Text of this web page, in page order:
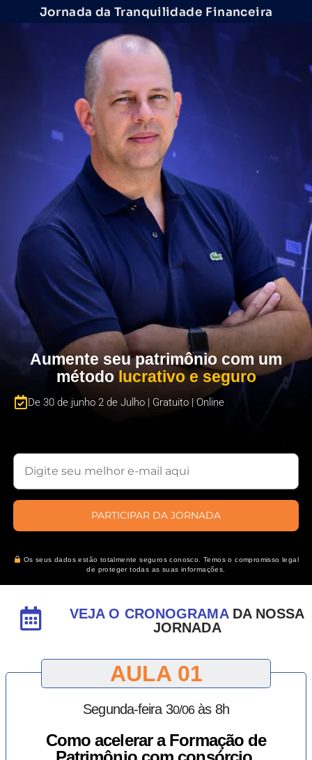
Jornada da Tranquilidade Financeira
Aumente seu patrimônio com um
método lucrativo e seguro
De 30 de junho 2 de Julho | Gratuito | Online​
PARTICIPAR DA JORNADA
Os seus dados estão totalmente seguros conosco. Temos o compromisso legal
de proteger todas as suas informações.
VEJA O CRONOGRAMADA NOSSA
JORNADA
AULA 01
Segunda-feira 30/06 às 8h
Como acelerar a Formação de